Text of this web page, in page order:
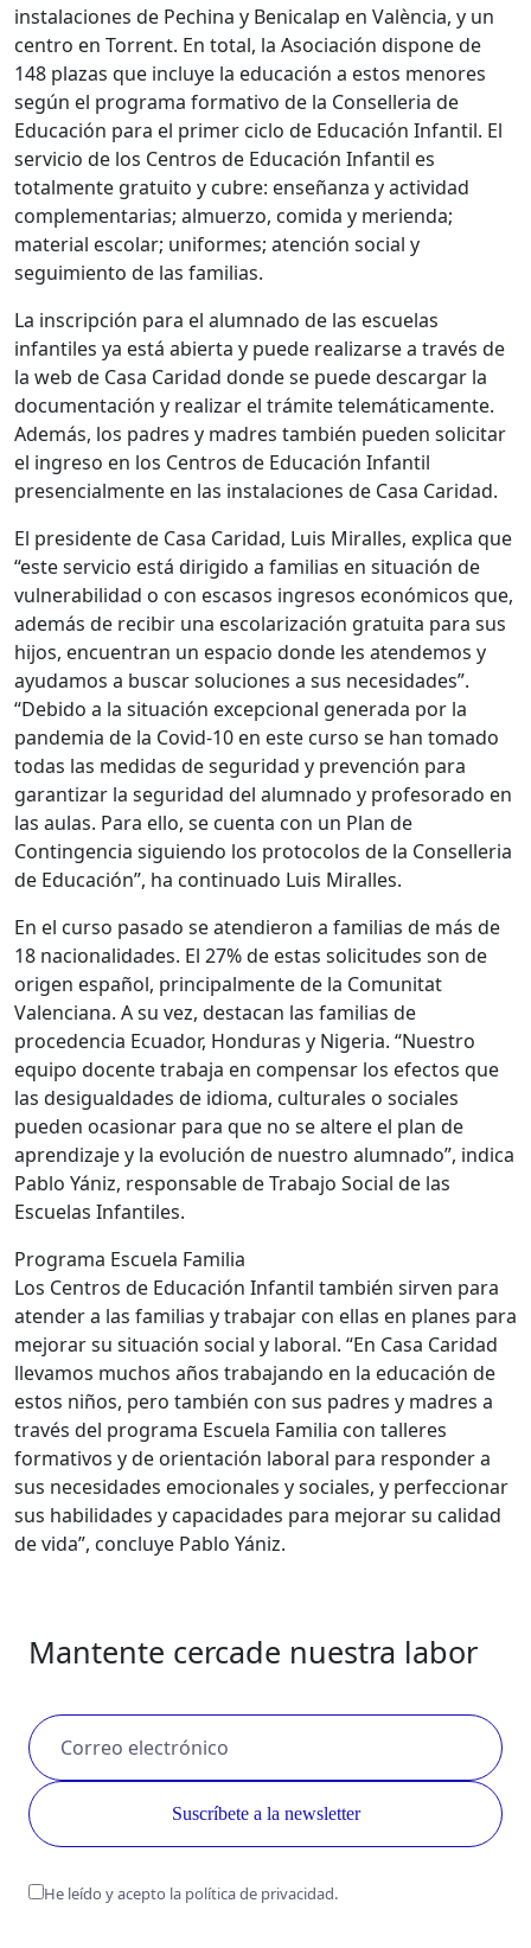
instalaciones de Pechina y Benicalap en València, y un
centro en Torrent. En total, la Asociación dispone de
148 plazas que incluye la educación a estos menores
según el programa formativo de la Conselleria de
Educación para el primer ciclo de Educación Infantil. El
servicio de los Centros de Educación Infantil es
totalmente gratuito y cubre: enseñanza y actividad
complementarias; almuerzo, comida y merienda;
material escolar; uniformes; atención social y
seguimiento de las familias.
La inscripción para el alumnado de las escuelas
infantiles ya está abierta y puede realizarse a través de
la web de Casa Caridad donde se puede descargar la
documentación y realizar el trámite telemáticamente.
Además, los padres y madres también pueden solicitar
el ingreso en los Centros de Educación Infantil
presencialmente en las instalaciones de Casa Caridad.
El presidente de Casa Caridad, Luis Miralles, explica que
“este servicio está dirigido a familias en situación de
vulnerabilidad o con escasos ingresos económicos que,
además de recibir una escolarización gratuita para sus
hijos, encuentran un espacio donde les atendemos y
ayudamos a buscar soluciones a sus necesidades”.
“Debido a la situación excepcional generada por la
pandemia de la Covid-10 en este curso se han tomado
todas las medidas de seguridad y prevención para
garantizar la seguridad del alumnado y profesorado en
las aulas. Para ello, se cuenta con un Plan de
Contingencia siguiendo los protocolos de la Conselleria
de Educación”, ha continuado Luis Miralles.
En el curso pasado se atendieron a familias de más de
18 nacionalidades. El 27% de estas solicitudes son de
origen español, principalmente de la Comunitat
Valenciana. A su vez, destacan las familias de
procedencia Ecuador, Honduras y Nigeria. “Nuestro
equipo docente trabaja en compensar los efectos que
las desigualdades de idioma, culturales o sociales
pueden ocasionar para que no se altere el plan de
aprendizaje y la evolución de nuestro alumnado”, indica
Pablo Yániz, responsable de Trabajo Social de las
Escuelas Infantiles.
Programa Escuela Familia
Los Centros de Educación Infantil también sirven para
atender a las familias y trabajar con ellas en planes para
mejorar su situación social y laboral. “En Casa Caridad
llevamos muchos años trabajando en la educación de
estos niños, pero también con sus padres y madres a
través del programa Escuela Familia con talleres
formativos y de orientación laboral para responder a
sus necesidades emocionales y sociales, y perfeccionar
sus habilidades y capacidades para mejorar su calidad
de vida”, concluye Pablo Yániz.
Mantente cercade nuestra labor
He leído y acepto la política de privacidad.